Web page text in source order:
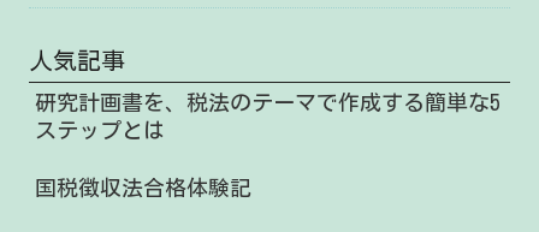
人気記事
研究計画書を、税法のテーマで作成する簡単な5
ステップとは
国税徴収法合格体験記